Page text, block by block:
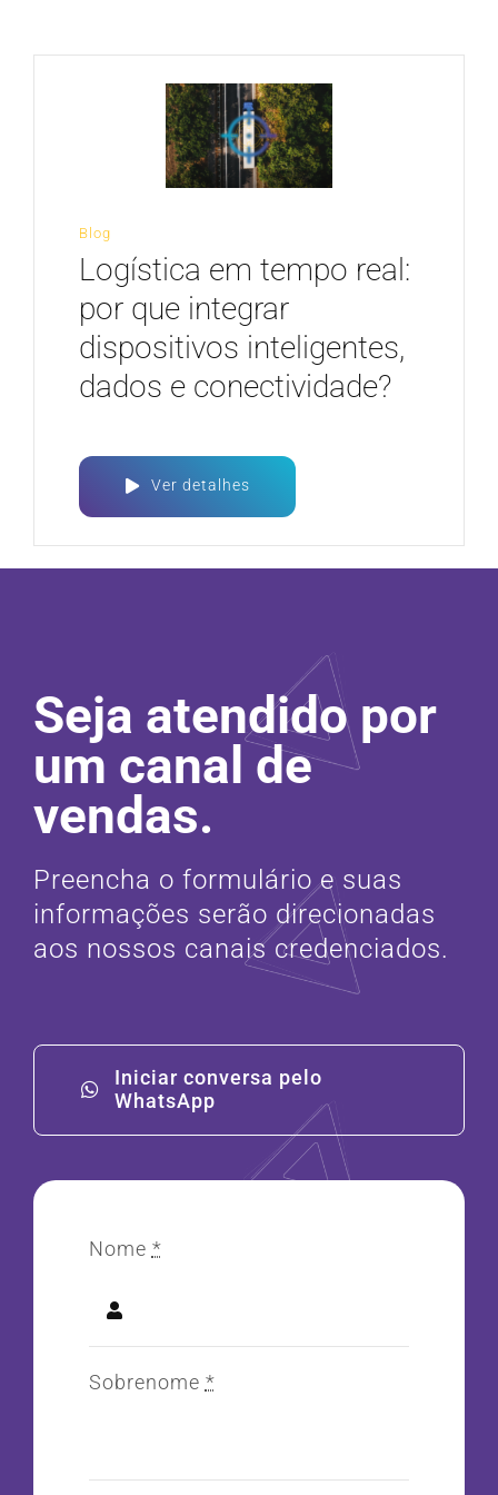
Blog
Logística em tempo real:
por que integrar
dispositivos inteligentes,
dados e conectividade?
Ver detalhes
Seja atendido por
um canal de
vendas.
Preencha o formulário e suas
informações serão direcionadas
aos nossos canais credenciados.
Iniciar conversa pelo
WhatsApp
Nome *
Sobrenome *